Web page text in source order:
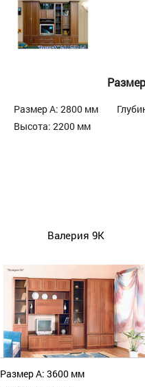
Размер А: 2800 мм
Высота: 2200 мм
Валерия 9К
Размер А: 3600 мм